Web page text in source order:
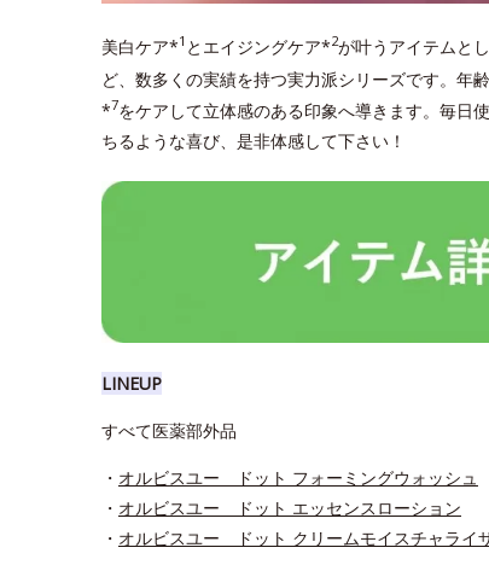
美白ケア*1 とエイジングケア*2が叶うアイテムと
ど、数多くの実績を持つ実力派シリーズです。年
*7をケアして立体感のある印象へ導きます。毎日
ちるような喜び、是非体感して下さい！
LINEUP
すべて医薬部外品
・ オルビスユー ドット フォーミングウォッシュ
・ オルビスユー ドット エッセンスローション
・ オルビスユー ドット クリームモイスチャライ